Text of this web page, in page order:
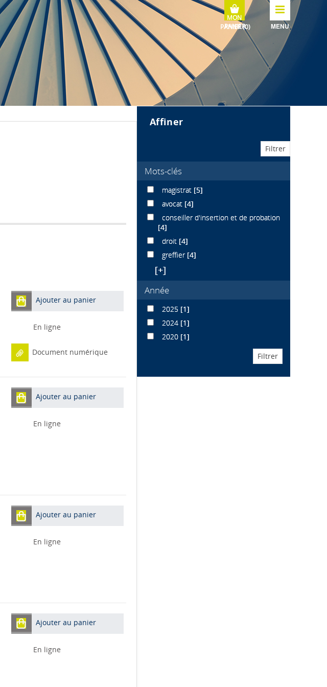
MENU
Ajouter au panier
En ligne
Document numérique
Ajouter au panier
En ligne
Ajouter au panier
En ligne
Ajouter au panier
En ligne
affiner
Mots-clés
magistrat [5]
avocat [4]
conseiller d'insertion et de probation
[4]
droit [4]
greffier [4]
[+]
Année
2025 [1]
2024 [1]
2020 [1]